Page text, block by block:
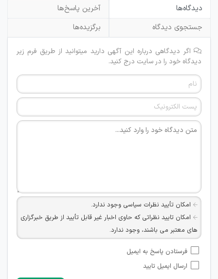
دیدگاه‌ها
آخرین پاسخ‌ها
جستجوی دیدگاه
برگزیده‌ها
اگر دیدگاهی درباره این آگهی دارید میتوانید از طریق فرم زیر
دیدگاه خود را در سایت درج کنید.
امکان تأیید نظرات سیاسی وجود ندارد.
امکان تایید نظراتی که حاوی اخبار غیر قابل تأیید از طریق خبرگزاری
های معتبر می باشند، وجود ندارد.
شبکه های مجازی ارتباطی می باشند وجود ندارد.
امکان تأیید نظرات کاربرانی که به هر طریقی قصد مأیوس کردن
فرستادن پاسخ به ایمیل
ارسال ایمیل تایید